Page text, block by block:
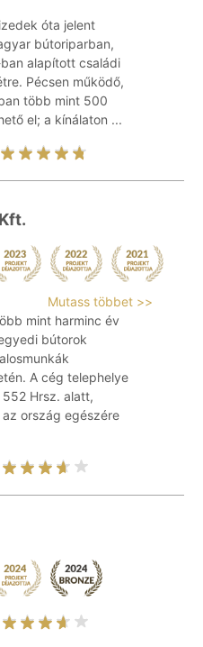
óta jelent
bútoriparban,
alapított családi
Pécsen működő,
több mint 500
el; a kínálaton ...
Mutass többet >>
mint harminc év
bútorok
A cég telephelye
Hrsz. alatt,
ország egészére